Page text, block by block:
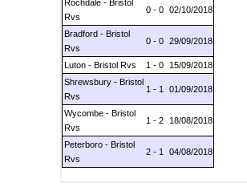
Rochdale - Bristol
Rvs
0 - 0 02/10/2018
Bradford - Bristol
Rvs
0 - 0 29/09/2018
Luton - Bristol Rvs 1 - 0
15/09/2018
Shrewsbury - Bristol
Rvs
1 - 1 01/09/2018
Wycombe - Bristol
Rvs
1 - 2 18/08/2018
Peterboro - Bristol
Rvs
2 - 1 04/08/2018